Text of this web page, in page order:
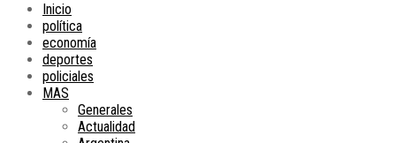
Inicio
política
economía
deportes
policiales
MAS
Generales
Actualidad